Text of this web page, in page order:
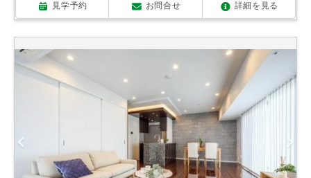
見学予約 お問合せ 詳細を見る